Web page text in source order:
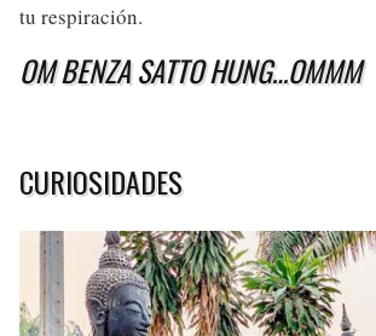
tu respiración.
OM BENZA SATTO HUNG…OMMM
CURIOSIDADES